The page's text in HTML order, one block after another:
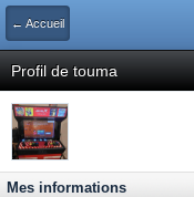
← Accueil
Profil de touma
Mes informations